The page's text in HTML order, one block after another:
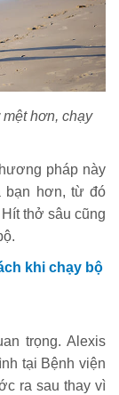
hơn, chạy
pháp này
bạn hơn, từ đó
thở sâu cũng
khi chạy bộ
trọng. Alexis
tại Bệnh viện
ra sau thay vì